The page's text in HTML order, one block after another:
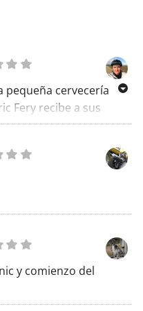
privado gratuito,
pequeña cervecería
Fery recibe a sus
una buena dosis de
ingenioso.
visitas guiadas,
puedes disfrutar de
Otra
la casa son los
También hay una
y comienzo del